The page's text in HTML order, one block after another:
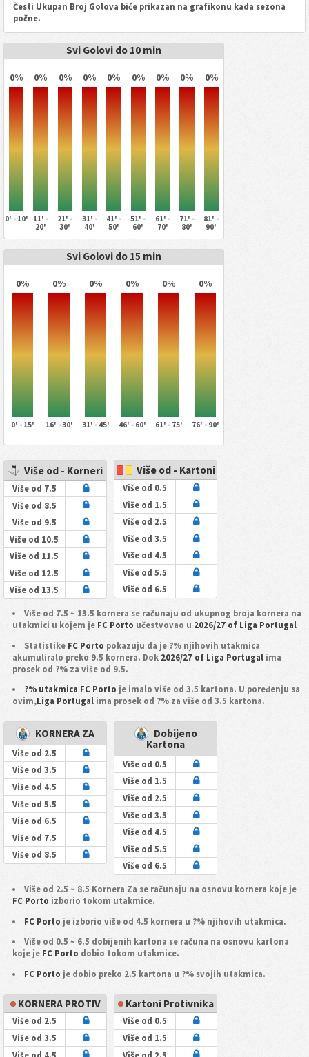
Česti Ukupan Broj Golova biće prikazan na grafikonu kada sezona
počne.
Svi Golovi do 10 min
0% 0% 0% 0% 0% 0% 0% 0% 0%
0' - 10'
11' -
20'
21' -
30'
31' -
40'
41' -
50'
51' -
60'
61' -
70'
71' -
80'
81' -
90'
Svi Golovi do 15 min
0% 0% 0% 0% 0% 0%
0' - 15' 16' - 30' 31' - 45' 46' - 60' 61' - 75' 76' - 90'
Više od - Korneri
Više od 7.5
Više od 8.5
Više od 9.5
Više od 10.5
Više od 11.5
Više od 12.5
Više od 13.5
Više od - Kartoni
Više od 0.5
Više od 1.5
Više od 2.5
Više od 3.5
Više od 4.5
Više od 5.5
Više od 6.5
Više od 7.5 ~ 13.5 kornera se računaju od ukupnog broja kornera na
utakmici u kojem je FC Porto učestvovao u 2026/27 of Liga Portugal
Statistike FC Porto pokazuju da je ?% njihovih utakmica
akumuliralo preko 9.5 kornera. Dok 2026/27 of Liga Portugalima
prosek od ?% za više od 9.5.
?% utakmica FC Porto je imalo više od 3.5 kartona. U poređenju sa
ovim,Liga Portugalima prosek od ?% za više od 3.5 kartona.
KORNERA ZA
Više od 2.5
Više od 3.5
Više od 4.5
Više od 5.5
Više od 6.5
Više od 7.5
Više od 8.5
Dobijeno
Kartona
Više od 0.5
Više od 1.5
Više od 2.5
Više od 3.5
Više od 4.5
Više od 5.5
Više od 6.5
Više od 2.5 ~ 8.5 Kornera Za se računaju na osnovu kornera koje je
FC Porto izborio tokom utakmice.
FC Porto je izborio više od 4.5 kornera u ?% njihovih utakmica.
Više od 0.5 ~ 6.5 dobijenih kartona se računa na osnovu kartona
koje je FC Porto dobio tokom utakmice.
FC Porto je dobio preko 2.5 kartona u ?% svojih utakmica.
KORNERA PROTIV
Više od 2.5
Više od 3.5
Kartoni Protivnika
Više od 0.5
Više od 1.5